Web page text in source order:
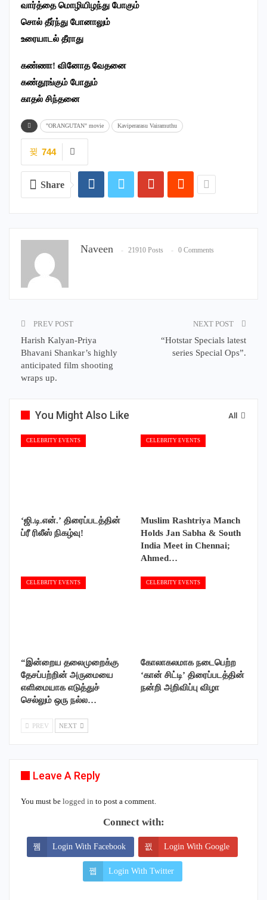
வார்த்தை மொழியிழந்து போகும்
சொல் தீர்ந்து போனாலும்
உரையாடல் தீராது
கண்ணா! வினோத வேதனை
கண்தூங்கும் போதும்
காதல் சிந்தனை
"ORANGUTAN" movie Kaviperarasu Vairamuthu
744
Share
Naveen 21910 Posts 0 Comments
PREV POST
Harish Kalyan-Priya
Bhavani Shankar’s highly
anticipated film shooting
wraps up.
NEXT POST
“Hotstar Specials latest
series Special Ops”.
All
You Might Also Like
CELEBRITY EVENTS
‘ஜி.டி.என்.’ திரைப்படத்தின்
ப்ரீ ரிலீஸ் நிகழ்வு!
CELEBRITY EVENTS
Muslim Rashtriya Manch
Holds Jan Sabha & South
India Meet in Chennai;
Ahmed…
CELEBRITY EVENTS
“இன்றைய தலைமுறைக்கு
தேசப்பற்றின் அருமையை
எளிமையாக எடுத்துச்
செல்லும் ஒரு நல்ல…
CELEBRITY EVENTS
கோலாகலமாக நடைபெற்ற
‘கான் சிட்டி’ திரைப்படத்தின்
நன்றி அறிவிப்பு விழா
PREV NEXT
Leave A Reply
You must be logged in to post a comment.
Connect with:
Login With Facebook Login With Google
Login With Twitter